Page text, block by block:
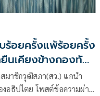
ร้อยครั้งแพ้ร้อยครั้ง
เคียงข้างกองทัพ
มาชิกวุฒิสภา(สว.) แกนำ
ต์ข้อความผ่าน